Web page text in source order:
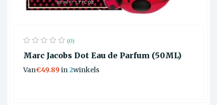
(0)
Marc Jacobs Dot Eau de Parfum (50ML)
Van€49.89in2winkels